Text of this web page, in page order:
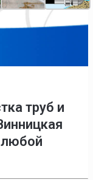
труб и
любой